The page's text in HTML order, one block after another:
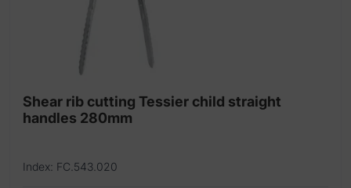
Shear rib cutting Tessier child straight
handles 280mm
Index: FC.543.020